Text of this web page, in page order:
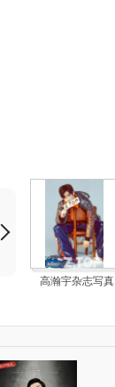
高瀚宇杂志写真